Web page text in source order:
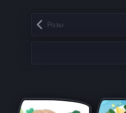
Запись навигация
Розы